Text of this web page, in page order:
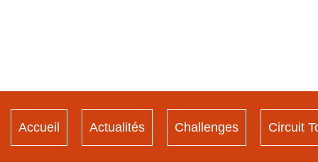
Accueil Actualités Challenges Circuit